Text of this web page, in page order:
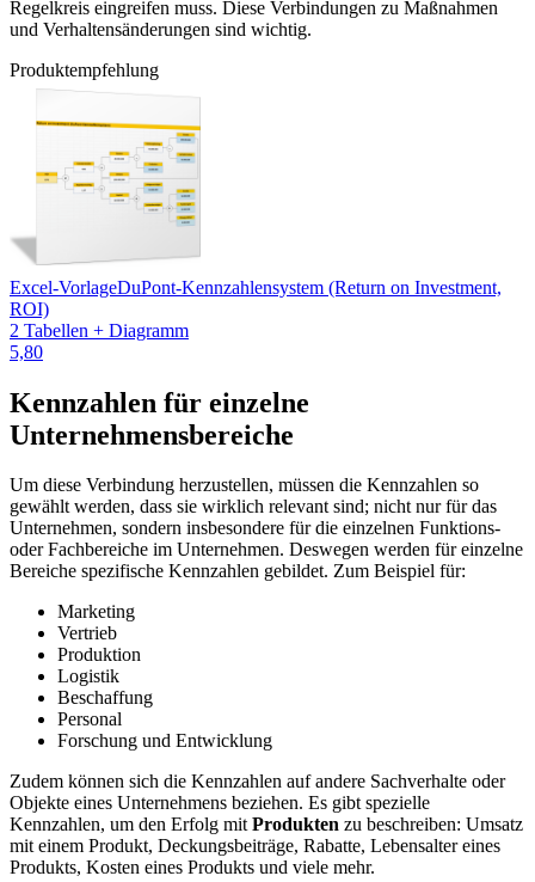
Regelkreis eingreifen muss. Diese Verbindungen zu Maßnahmen
und Verhaltensänderungen sind wichtig.
Produktempfehlung
Excel-VorlageDuPont-Kennzahlensystem (Return on Investment,
ROI)
2 Tabellen + Diagramm
5,80
Kennzahlen für einzelne
Unternehmensbereiche
Um diese Verbindung herzustellen, müssen die Kennzahlen so
gewählt werden, dass sie wirklich relevant sind; nicht nur für das
Unternehmen, sondern insbesondere für die einzelnen Funktions-
oder Fachbereiche im Unternehmen. Deswegen werden für einzelne
Bereiche spezifische Kennzahlen gebildet. Zum Beispiel für:
Marketing
Vertrieb
Produktion
Logistik
Beschaffung
Personal
Forschung und Entwicklung
Zudem können sich die Kennzahlen auf andere Sachverhalte oder
Objekte eines Unternehmens beziehen. Es gibt spezielle
Kennzahlen, um den Erfolg mitProdukten zu beschreiben: Umsatz
mit einem Produkt, Deckungsbeiträge, Rabatte, Lebensalter eines
Produkts, Kosten eines Produkts und viele mehr.